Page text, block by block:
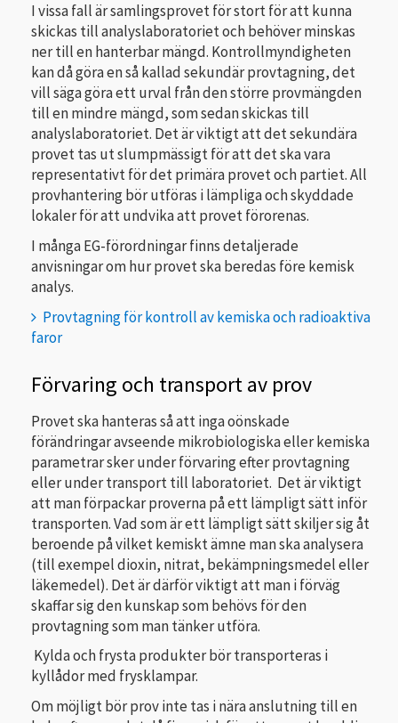
I vissa fall är samlingsprovet för stort för att kunna
skickas till analyslaboratoriet och behöver minskas
ner till en hanterbar mängd. Kontrollmyndigheten
kan då göra en så kallad sekundär provtagning, det
vill säga göra ett urval från den större provmängden
till en mindre mängd, som sedan skickas till
analyslaboratoriet. Det är viktigt att det sekundära
provet tas ut slumpmässigt för att det ska vara
representativt för det primära provet och partiet. All
provhantering bör utföras i lämpliga och skyddade
lokaler för att undvika att provet förorenas.
I många EG-förordningar finns detaljerade
anvisningar om hur provet ska beredas före kemisk
analys.
Provtagning för kontroll av kemiska och radioaktiva
faror
Förvaring och transport av prov
Provet ska hanteras så att inga oönskade
förändringar avseende mikrobiologiska eller kemiska
parametrar sker under förvaring efter provtagning
eller under transport till laboratoriet. Det är viktigt
att man förpackar proverna på ett lämpligt sätt inför
transporten. Vad som är ett lämpligt sätt skiljer sig åt
beroende på vilket kemiskt ämne man ska analysera
(till exempel dioxin, nitrat, bekämpningsmedel eller
läkemedel). Det är därför viktigt att man i förväg
skaffar sig den kunskap som behövs för den
provtagning som man tänker utföra.
Kylda och frysta produkter bör transporteras i
kyllådor med frysklampar.
Om möjligt bör prov inte tas i nära anslutning till en